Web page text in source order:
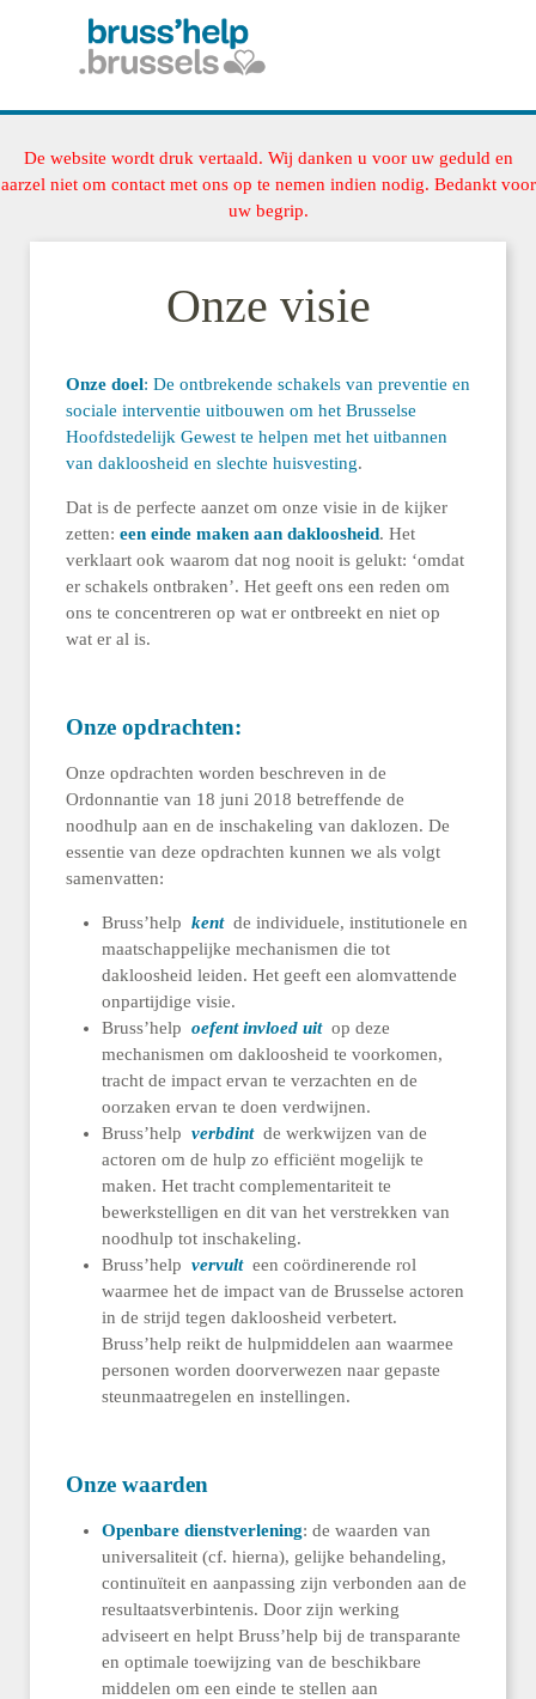
De website wordt druk vertaald. Wij danken u voor uw geduld en
aarzel niet om contact met ons op te nemen indien nodig. Bedankt voor
uw begrip.
Onze visie
Onze doel: De ontbrekende schakels van preventie en
sociale interventie uitbouwen om het Brusselse
Hoofdstedelijk Gewest te helpen met het uitbannen
van dakloosheid en slechte huisvesting.
Dat is de perfecte aanzet om onze visie in de kijker
zetten: een einde maken aan dakloosheid. Het
verklaart ook waarom dat nog nooit is gelukt: ‘omdat
er schakels ontbraken’. Het geeft ons een reden om
ons te concentreren op wat er ontbreekt en niet op
wat er al is.
Onze opdrachten:
Onze opdrachten worden beschreven in de
Ordonnantie van 18 juni 2018 betreffende de
noodhulp aan en de inschakeling van daklozen. De
essentie van deze opdrachten kunnen we als volgt
samenvatten:
Bruss’help kent de individuele, institutionele en
maatschappelijke mechanismen die tot
dakloosheid leiden. Het geeft een alomvattende
onpartijdige visie.
Bruss’help oefent invloed uit op deze
mechanismen om dakloosheid te voorkomen,
tracht de impact ervan te verzachten en de
oorzaken ervan te doen verdwijnen.
Bruss’help verbdint de werkwijzen van de
actoren om de hulp zo efficiënt mogelijk te
maken. Het tracht complementariteit te
bewerkstelligen en dit van het verstrekken van
noodhulp tot inschakeling.
Bruss’help vervult een coördinerende rol
waarmee het de impact van de Brusselse actoren
in de strijd tegen dakloosheid verbetert.
Bruss’help reikt de hulpmiddelen aan waarmee
personen worden doorverwezen naar gepaste
steunmaatregelen en instellingen.
Onze waarden
Openbare dienstverlening: de waarden van
universaliteit (cf. hierna), gelijke behandeling,
continuïteit en aanpassing zijn verbonden aan de
resultaatsverbintenis. Door zijn werking
adviseert en helpt Bruss’help bij de transparante
en optimale toewijzing van de beschikbare
middelen om een einde te stellen aan